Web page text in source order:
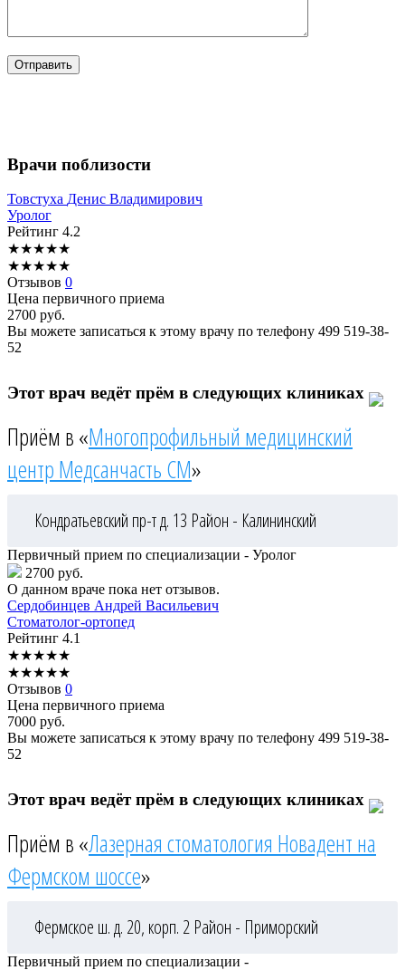
Врачи поблизости
Товстуха Денис Владимирович
Уролог
Рейтинг 4.2
★★★★★
★★★★★
Отзывов 0
Цена первичного приема
2700 руб.
Вы можете записаться к этому врачу по телефону 499 519-38-
52
Этот врач ведёт прём в следующих клиниках
Приём в «Многопрофильный медицинский
центр Медсанчасть СМ»
Кондратьевский пр-т д. 13 Район - Калининский
Первичный прием по специализации - Уролог
2700 руб.
О данном враче пока нет отзывов.
Сердобинцев Андрей Васильевич
Стоматолог-ортопед
Рейтинг 4.1
★★★★★
★★★★★
Отзывов 0
Цена первичного приема
7000 руб.
Вы можете записаться к этому врачу по телефону 499 519-38-
52
Этот врач ведёт прём в следующих клиниках
Приём в «Лазерная стоматология Новадент на
Фермском шоссе»
Фермское ш. д. 20, корп. 2 Район - Приморский
Первичный прием по специализации -